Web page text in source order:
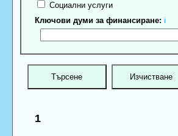
Социални услуги
Ключови думи за финансиране: ℹ
1